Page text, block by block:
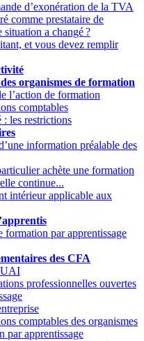
d’exonération de la TVA
comme prestataire de
a changé?
et vous devez remplir
organismes de formation
l’action de formation
comptables
les restrictions
information préalable des
achète une formation
continue...
intérieur applicable aux
formation par apprentissage
des CFA
UAI
professionnelles ouvertes
comptables des organismes
par apprentissage